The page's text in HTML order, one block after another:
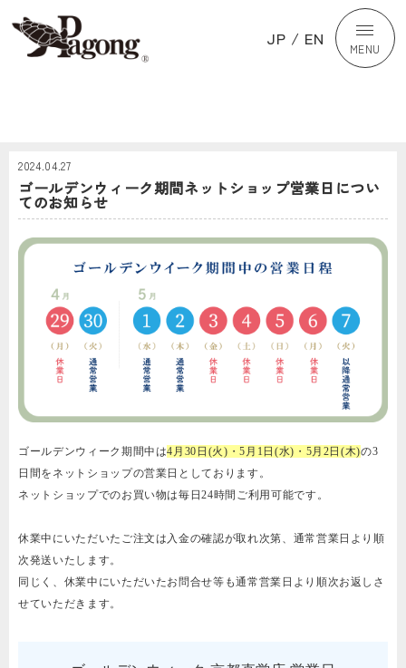
JP / EN MENU
2024.04.27
ゴールデンウィーク期間ネットショップ営業日につい
てのお知らせ
ゴールデンウィーク期間中は4月30日(火)・5月1日(水)・5月2日(木)の3
日間をネットショップの営業日としております。
ネットショップでのお買い物は毎日24時間ご利用可能です。
休業中にいただいたご注文は入金の確認が取れ次第、通常営業日より順
次発送いたします。
同じく、休業中にいただいたお問合せ等も通常営業日より順次お返しさ
せていただきます。